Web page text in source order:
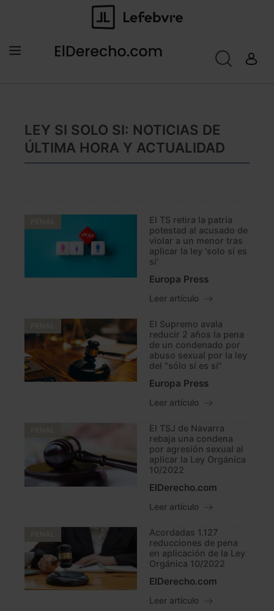
LEY SI SOLO SI: NOTICIAS DE
ÚLTIMA HORA Y ACTUALIDAD
El TS retira la patria
potestad al acusado de
violar a un menor tras
aplicar la ley 'solo sí es
sí'
Europa Press
Leer artículo
El Supremo avala
reducir 2 años la pena
de un condenado por
abuso sexual por la ley
del "sólo sí es sí"
Europa Press
Leer artículo
El TSJ de Navarra
rebaja una condena
por agresión sexual al
aplicar la Ley Orgánica
10/2022
ElDerecho.com
Leer artículo
Acordadas 1.127
reducciones de pena
en aplicación de la Ley
Orgánica 10/2022
ElDerecho.com
Leer artículo